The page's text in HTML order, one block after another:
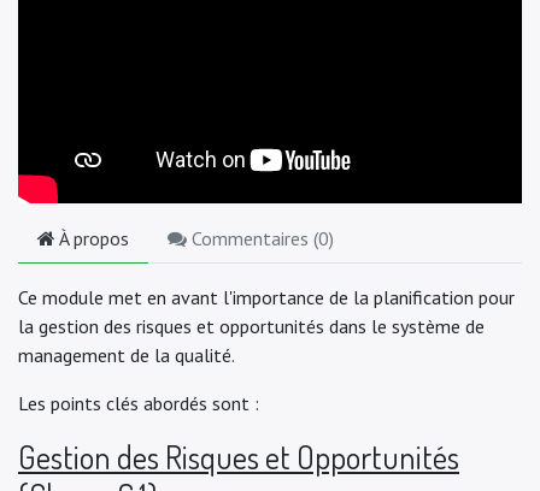
À propos Commentaires (0)
Ce module met en avant l'importance de la planification pour
la gestion des risques et opportunités dans le système de
management de la qualité.
Les points clés abordés sont :
Gestion des Risques et Opportunités